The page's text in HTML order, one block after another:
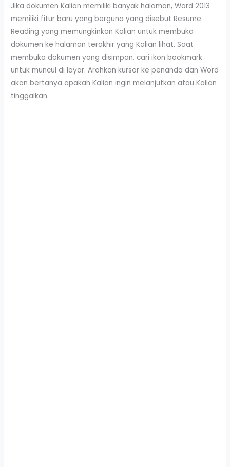
Jika dokumen Kalian memiliki banyak halaman, Word 2013
memiliki fitur baru yang berguna yang disebut Resume
Reading yang memungkinkan Kalian untuk membuka
dokumen ke halaman terakhir yang Kalian lihat. Saat
membuka dokumen yang disimpan, cari ikon bookmark
untuk muncul di layar. Arahkan kursor ke penanda dan Word
akan bertanya apakah Kalian ingin melanjutkan atau Kalian
tinggalkan.